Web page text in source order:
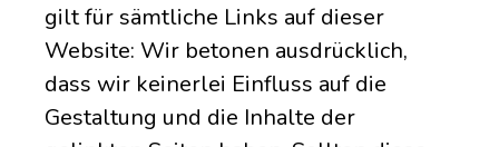
gilt für sämtliche Links auf dieser
Website: Wir betonen ausdrücklich,
dass wir keinerlei Einfluss auf die
Gestaltung und die Inhalte der